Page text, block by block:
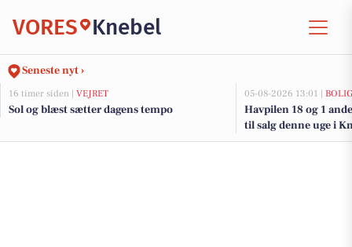
VORES Knebel
Seneste nyt ›
16 timer siden | VEJRET
Sol og blæst sætter dagens tempo
05-08-2026 13:01 |
Havpilen 18 og 1
til salg denne uge i
her.